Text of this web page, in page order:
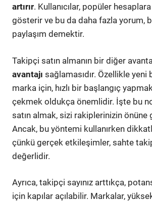
artırır. Kullanıcılar, popüler
gösterir ve bu da daha fazla yorum,
paylaşım demektir.
Takipçi satın almanın bir diğer
avantajı sağlamasıdır. Özellikle yeni
marka için, hızlı bir başlangıç
çekmek oldukça önemlidir. İşte bu
satın almak, sizi rakiplerinizin önüne
Ancak, bu yöntemi kullanırken dikkatli
çünkü gerçek etkileşimler, sahte
değerlidir.
Ayrıca, takipçi sayınız arttıkça,
için kapılar açılabilir. Markalar,